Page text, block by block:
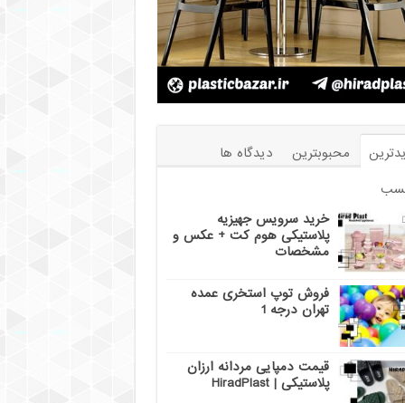
محبوبترین
دیدگاه ها
خرید سرویس جهیزیه
پلاستیکی هوم کت + عکس و
مشخصات
فروش توپ استخری عمده
تهران درجه 1
قیمت دمپایی مردانه ارزان
پلاستیکی | HiradPlast